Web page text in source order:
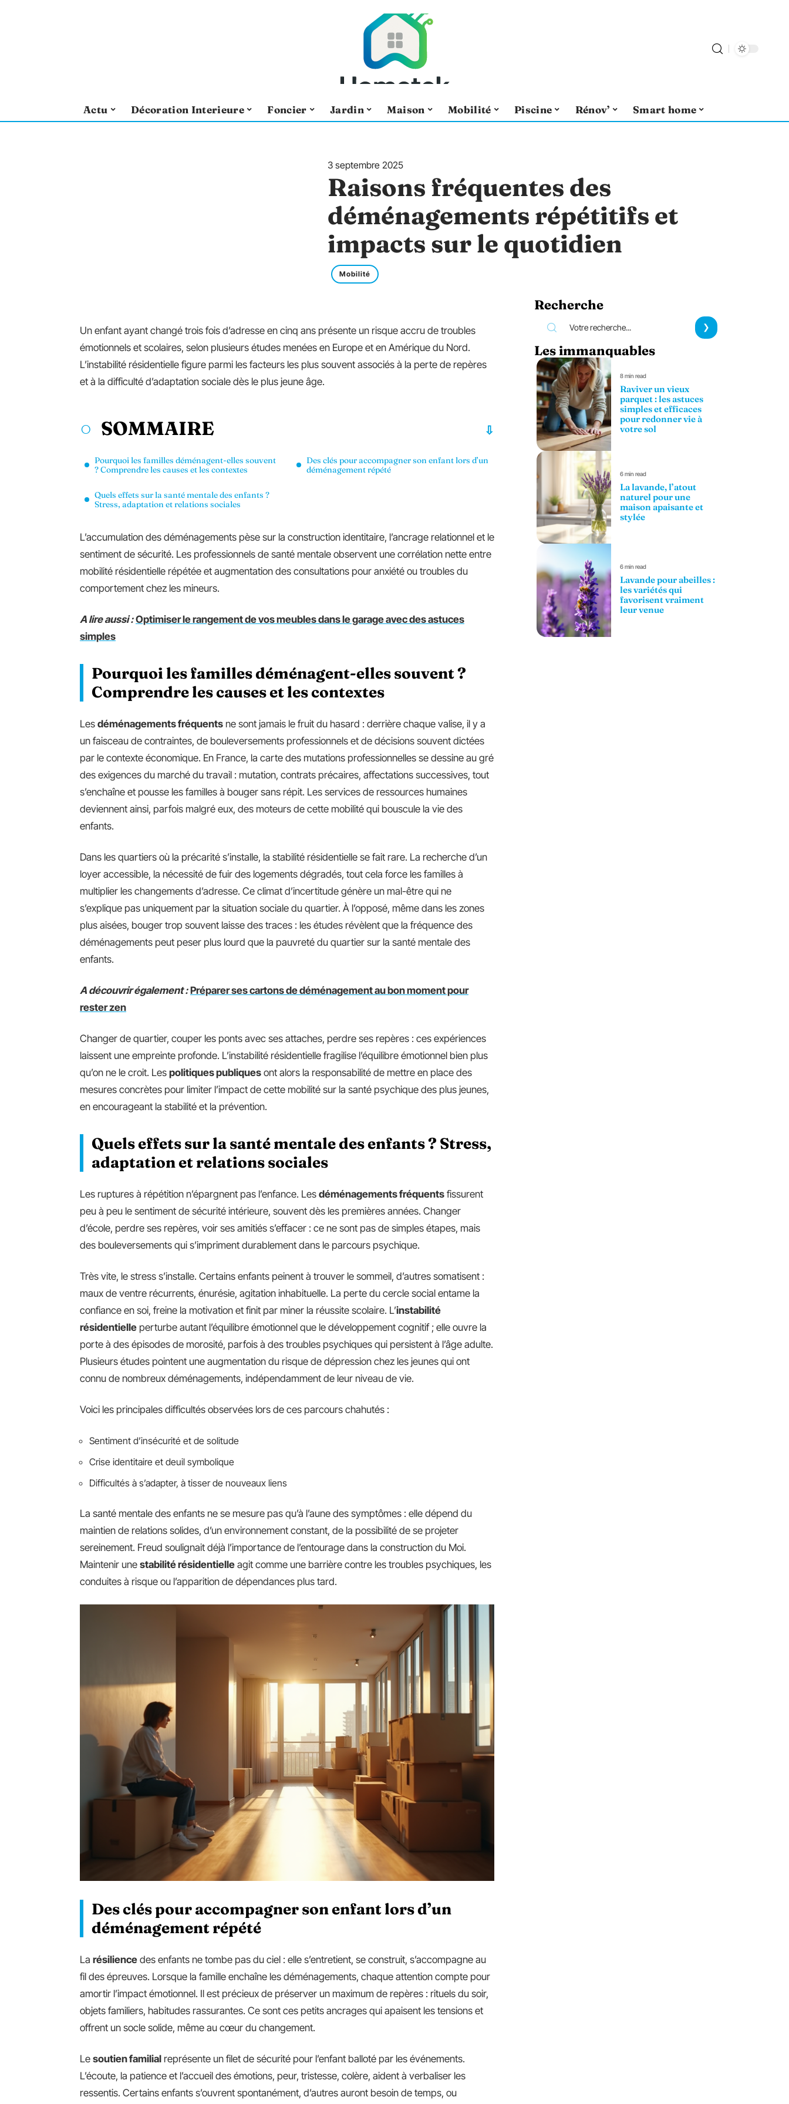
Actu Décoration Interieure Foncier Jardin Maison Mobilité Piscine Rénov’ Smart home
3 septembre 2025
Raisons fréquentes des
déménagements répétitifs et
impacts sur le quotidien
Mobilité
Un enfant ayant changé trois fois d’adresse en cinq ans présente un risque accru de troubles
émotionnels et scolaires, selon plusieurs études menées en Europe et en Amérique du Nord.
L’instabilité résidentielle figure parmi les facteurs les plus souvent associés à la perte de repères
et à la difficulté d’adaptation sociale dès le plus jeune âge.
SOMMAIRE
Pourquoi les familles déménagent-elles souvent
? Comprendre les causes et les contextes
Quels effets sur la santé mentale des enfants ?
Stress, adaptation et relations sociales
Des clés pour accompagner son enfant lors d’un
déménagement répété
L’accumulation des déménagements pèse sur la construction identitaire, l’ancrage relationnel et le
sentiment de sécurité. Les professionnels de santé mentale observent une corrélation nette entre
mobilité résidentielle répétée et augmentation des consultations pour anxiété ou troubles du
comportement chez les mineurs.
A lire aussi : Optimiser le rangement de vos meubles dans le garage avec des astuces
simples
Pourquoi les familles déménagent-elles souvent ?
Comprendre les causes et les contextes
Les déménagements fréquents ne sont jamais le fruit du hasard : derrière chaque valise, il y a
un faisceau de contraintes, de bouleversements professionnels et de décisions souvent dictées
par le contexte économique. En France, la carte des mutations professionnelles se dessine au gré
des exigences du marché du travail : mutation, contrats précaires, affectations successives, tout
s’enchaîne et pousse les familles à bouger sans répit. Les services de ressources humaines
deviennent ainsi, parfois malgré eux, des moteurs de cette mobilité qui bouscule la vie des
enfants.
Dans les quartiers où la précarité s’installe, la stabilité résidentielle se fait rare. La recherche d’un
loyer accessible, la nécessité de fuir des logements dégradés, tout cela force les familles à
multiplier les changements d’adresse. Ce climat d’incertitude génère un mal-être qui ne
s’explique pas uniquement par la situation sociale du quartier. À l’opposé, même dans les zones
plus aisées, bouger trop souvent laisse des traces : les études révèlent que la fréquence des
déménagements peut peser plus lourd que la pauvreté du quartier sur la santé mentale des
enfants.
A découvrir également : Préparer ses cartons de déménagement au bon moment pour
rester zen
Changer de quartier, couper les ponts avec ses attaches, perdre ses repères : ces expériences
laissent une empreinte profonde. L’instabilité résidentielle fragilise l’équilibre émotionnel bien plus
qu’on ne le croit. Les politiques publiques ont alors la responsabilité de mettre en place des
mesures concrètes pour limiter l’impact de cette mobilité sur la santé psychique des plus jeunes,
en encourageant la stabilité et la prévention.
Quels effets sur la santé mentale des enfants ? Stress,
adaptation et relations sociales
Les ruptures à répétition n’épargnent pas l’enfance. Les déménagements fréquents fissurent
peu à peu le sentiment de sécurité intérieure, souvent dès les premières années. Changer
d’école, perdre ses repères, voir ses amitiés s’effacer : ce ne sont pas de simples étapes, mais
des bouleversements qui s’impriment durablement dans le parcours psychique.
Très vite, le stress s’installe. Certains enfants peinent à trouver le sommeil, d’autres somatisent :
maux de ventre récurrents, énurésie, agitation inhabituelle. La perte du cercle social entame la
confiance en soi, freine la motivation et finit par miner la réussite scolaire. L’instabilité
résidentielle perturbe autant l’équilibre émotionnel que le développement cognitif ; elle ouvre la
porte à des épisodes de morosité, parfois à des troubles psychiques qui persistent à l’âge adulte.
Plusieurs études pointent une augmentation du risque de dépression chez les jeunes qui ont
connu de nombreux déménagements, indépendamment de leur niveau de vie.
Voici les principales difficultés observées lors de ces parcours chahutés :
Sentiment d’insécurité et de solitude
Crise identitaire et deuil symbolique
Difficultés à s’adapter, à tisser de nouveaux liens
La santé mentale des enfants ne se mesure pas qu’à l’aune des symptômes : elle dépend du
maintien de relations solides, d’un environnement constant, de la possibilité de se projeter
sereinement. Freud soulignait déjà l’importance de l’entourage dans la construction du Moi.
Maintenir une stabilité résidentielle agit comme une barrière contre les troubles psychiques, les
conduites à risque ou l’apparition de dépendances plus tard.
Des clés pour accompagner son enfant lors d’un
déménagement répété
La résilience des enfants ne tombe pas du ciel : elle s’entretient, se construit, s’accompagne au
fil des épreuves. Lorsque la famille enchaîne les déménagements, chaque attention compte pour
amortir l’impact émotionnel. Il est précieux de préserver un maximum de repères : rituels du soir,
objets familiers, habitudes rassurantes. Ce sont ces petits ancrages qui apaisent les tensions et
offrent un socle solide, même au cœur du changement.
Le soutien familial représente un filet de sécurité pour l’enfant balloté par les événements.
L’écoute, la patience et l’accueil des émotions, peur, tristesse, colère, aident à verbaliser les
ressentis. Certains enfants s’ouvrent spontanément, d’autres auront besoin de temps, ou
Recherche
Les immanquables
8 min read
Raviver un vieux
parquet : les astuces
simples et efficaces
pour redonner vie à
votre sol
6 min read
La lavande, l’atout
naturel pour une
maison apaisante et
stylée
6 min read
Lavande pour abeilles :
les variétés qui
favorisent vraiment
leur venue